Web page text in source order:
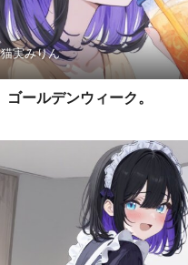
猫実みりん
ゴールデンウィーク。